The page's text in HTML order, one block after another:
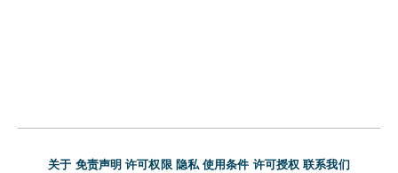
关于 免责声明 许可权限 隐私 使用条件 许可授权 联系我们